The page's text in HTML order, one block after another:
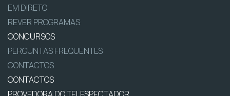
EM DIRETO
REVER PROGRAMAS
CONCURSOS
PERGUNTAS FREQUENTES
CONTACTOS
CONTACTOS